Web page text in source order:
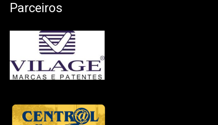
Parceiros